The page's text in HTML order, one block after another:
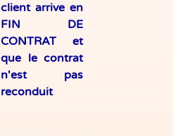
client arrive en
FIN DE
CONTRAT et
que le contrat
n'est pas
reconduit